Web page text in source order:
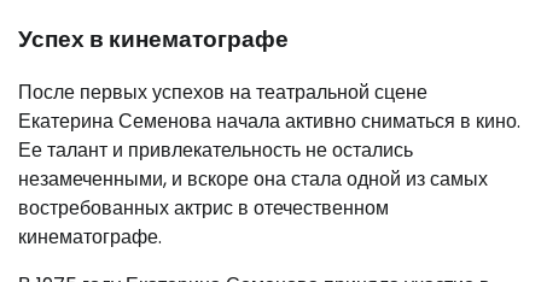
Успех в кинематографе
После первых успехов на театральной сцене
Екатерина Семенова начала активно сниматься в кино.
Ее талант и привлекательность не остались
незамеченными, и вскоре она стала одной из самых
востребованных актрис в отечественном
кинематографе.